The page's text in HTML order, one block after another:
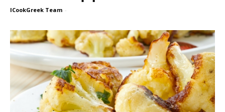
ICookGreek Team -